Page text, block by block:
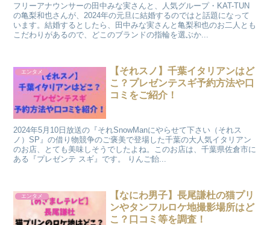
フリーアナウンサーの田中みな実さんと、人気グループ・KAT-TUN
の亀梨和也さんが、2024年の元旦に結婚するのではと話題になって
います。結婚するとしたら、田中みな実さんと亀梨和也のお二人とも
こだわりがあるので、どこのブランドの指輪を選ぶか...
エンタメ
【それスノ】千葉イタリアンはど
こ？プレゼンテスギ予約方法や口
コミをご紹介！
2024年5月10日放送の『それSnowManにやらせて下さい（それス
ノ）SP』の借り物競争のご褒美で登場した千葉の大人気イタリアン
のお店、とても美味しそうでしたよね。このお店は、千葉県佐倉市に
ある『プレゼンテ スギ』です。 りんご飴...
エンタメ
【なにわ男子】長尾謙杜の猫プリ
ンやタンフルロケ地撮影場所はど
こ？口コミ等を調査！